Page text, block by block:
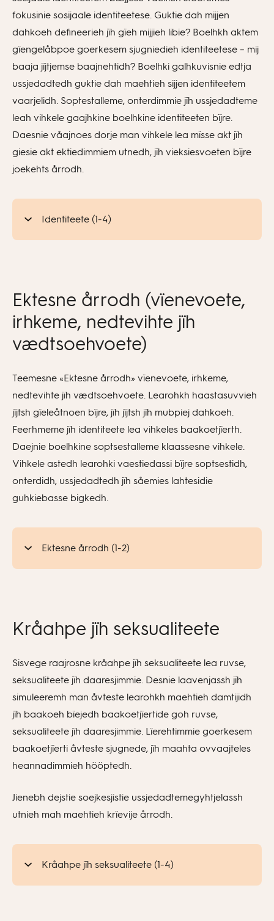
fokusinie sosijaale identiteetese. Guktie dah mijjen
dahkoeh defineerieh jïh gïeh mijjieh libie? Boelhkh aktem
gïengelåbpoe goerkesem sjugniedieh identiteetese – mij
baaja jïjtjemse baajnehtidh? Boelhki galhkuvisnie edtja
ussjedadtedh guktie dah maehtieh sijjen identiteetem
vaarjelidh. Soptestalleme, onterdimmie jïh ussjedadteme
leah vihkele gaajhkine boelhkine identiteeten bïjre.
Daesnie våajnoes dorje man vihkele lea mïsse akt jïh
giesie akt ektiedimmiem utnedh, jïh vieksiesvoeten bïjre
joekehts årrodh.
Identiteete (1-4)
Ektesne årrodh (vïenevoete,
irhkeme, nedtevihte jïh
vædtsoehvoete)
Teemesne «Ektesne årrodh» vïenevoete, irhkeme,
nedtevihte jïh vædtsoehvoete. Learohkh haastasuvvieh
jïjtsh gïeleåtnoen bïjre, jïh jïjtsh jïh mubpiej dahkoeh.
Feerhmeme jïh identiteete lea vihkeles baakoetjïerth.
Daejnie boelhkine soptsestalleme klaassesne vihkele.
Vihkele astedh learohki vaestiedassi bïjre soptsestidh,
onterdidh, ussjedadtedh jïh såemies lahtesidie
guhkiebasse bigkedh.
Ektesne årrodh (1-2)
Kråahpe jïh seksualiteete
Sisvege raajrosne kråahpe jïh seksualiteete lea ruvse,
seksualiteete jïh daaresjimmie. Desnie laavenjassh jïh
simuleeremh man åvteste learohkh maehtieh damtijidh
jïh baakoeh bïejedh baakoetjïertide goh ruvse,
seksualiteete jïh daaresjimmie. Lïerehtimmie goerkesem
baakoetjïerti åvteste sjugnede, jïh maahta ovvaajteles
heannadimmieh hööptedh.
Jienebh dejstie soejkesjistie ussjedadtemegyhtjelassh
utnieh mah maehtieh krïevije årrodh.
Kråahpe jïh seksualiteete (1-4)